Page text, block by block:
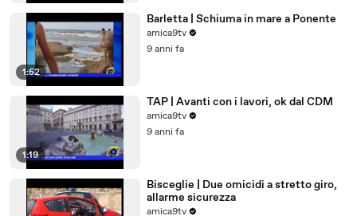
1:52
Barletta | Schiuma in mare a Ponente
amica9tv
9 anni fa
1:19
TAP | Avanti con i lavori, ok dal CDM
amica9tv
9 anni fa
Bisceglie | Due omicidi a stretto giro,
allarme sicurezza
amica9tv